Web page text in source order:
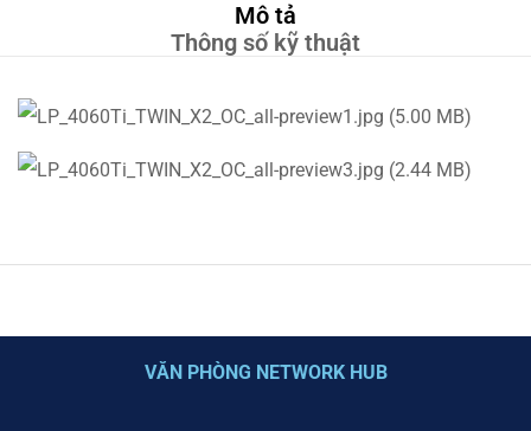
Mô tả
Thông số kỹ thuật
VĂN PHÒNG NETWORK HUB